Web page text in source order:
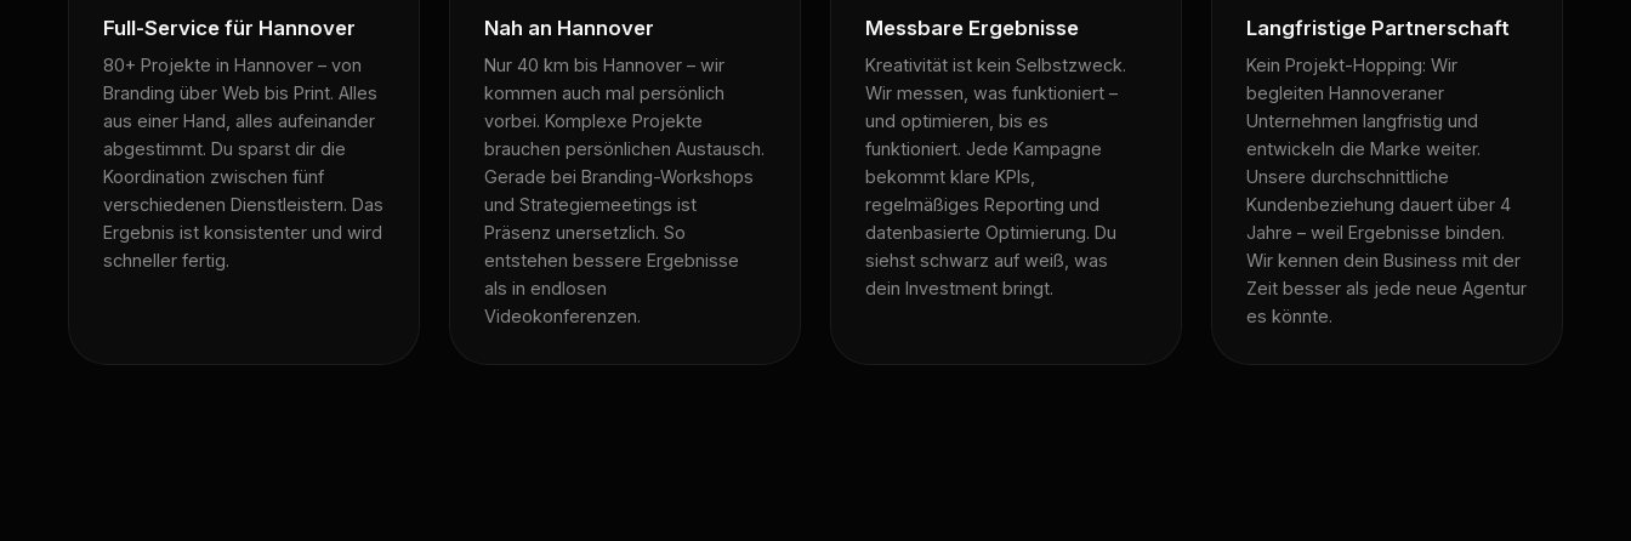
Full-Service für Hannover
80+ Projekte in Hannover – von
Branding über Web bis Print. Alles
aus einer Hand, alles aufeinander
abgestimmt. Du sparst dir die
Koordination zwischen fünf
verschiedenen Dienstleistern. Das
Ergebnis ist konsistenter und wird
schneller fertig.
Nah an Hannover
Nur 40 km bis Hannover – wir
kommen auch mal persönlich
vorbei. Komplexe Projekte
brauchen persönlichen Austausch.
Gerade bei Branding-Workshops
und Strategiemeetings ist
Präsenz unersetzlich. So
entstehen bessere Ergebnisse
als in endlosen
Videokonferenzen.
Messbare Ergebnisse
Kreativität ist kein Selbstzweck.
Wir messen, was funktioniert –
und optimieren, bis es
funktioniert. Jede Kampagne
bekommt klare KPIs,
regelmäßiges Reporting und
datenbasierte Optimierung. Du
siehst schwarz auf weiß, was
dein Investment bringt.
Langfristige Partnerschaft
Kein Projekt-Hopping: Wir
begleiten Hannoveraner
Unternehmen langfristig und
entwickeln die Marke weiter.
Unsere durchschnittliche
Kundenbeziehung dauert über 4
Jahre – weil Ergebnisse binden.
Wir kennen dein Business mit der
Zeit besser als jede neue Agentur
es könnte.